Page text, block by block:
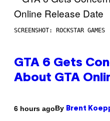
SCREENSHOT: ROCKSTAR GAMES
GTA 6 Gets
About GTA
6 hours agoBy Brent